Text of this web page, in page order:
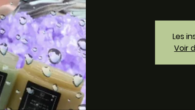
Les
Voir